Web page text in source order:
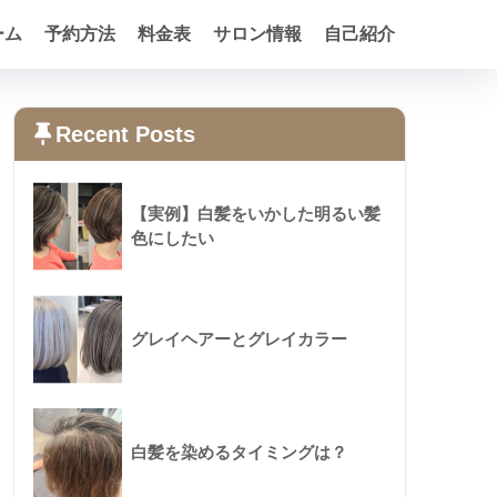
ム 予約方法 料金表 サロン情報 自己紹介
Recent Posts
【実例】白髪をいかした明るい髪
色にしたい
グレイヘアーとグレイカラー
白髪を染めるタイミングは？